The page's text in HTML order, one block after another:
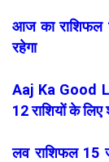
आज का राशिफल
रहेगा
Aaj Ka Good
12 राशियों के
लव राशिफल 15